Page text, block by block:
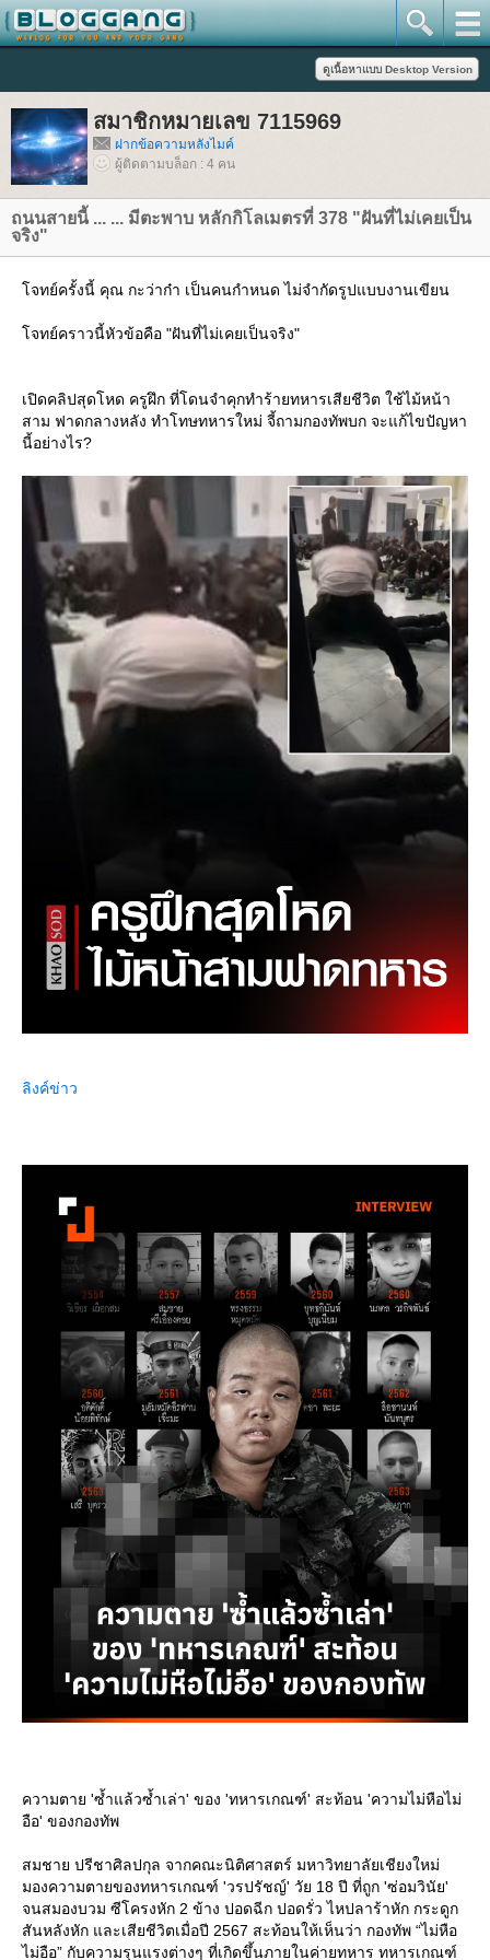
สมาชิกหมายเลข 7115969
ฝากข้อความหลังไมค์
ผู้ติดตามบล็อก : 4 คน
ถนนสายนี้ ... ... มีตะพาบ หลักกิโลเมตรที่ 378 "ฝันที่ไม่เคยเป็น
จริง"
จทย์ครั้งนี้ คุณ กะว่าก๋า เป็นคนกำหนด ไม่จำกัดรูปแบบงานเขียน
จทย์คราวนี้หัวข้อคือ "ฝันที่ไม่เคยเป็นจริง"
เปิดคลิปสุดโหด ครูฝึก ที่โดนจำคุกทำร้ายทหารเสียชีวิต ใช้ไม้หน้า
สาม ฟาดกลางหลัง ทำโทษทหารใหม่ จี้ถามกองทัพบก จะแก้ไขปัญหา
นี้อย่างไร?
ลิงค์ข่าว
ความตาย 'ซ้ำแล้วซ้ำเล่า' ของ 'ทหารเกณฑ์' สะท้อน 'ความไม่หือไม่
อือ' ของกองทัพ
สมชาย ปรีชาศิลปกุล จากคณะนิติศาสตร์ มหาวิทยาลัยเชียงใหม่
มองความตายของทหารเกณฑ์ 'วรปรัชญ์' วัย 18 ปี ที่ถูก 'ซ่อมวินัย'
จนสมองบวม ซีโครงหัก 2 ข้าง ปอดฉีก ปอดรั่ว ไหปลาร้าหัก กระดูก
สันหลังหัก และเสียชีวิตเมื่อปี 2567 สะท้อนให้เห็นว่า กองทัพ “ไม่หือ
ไม่อือ” กับความรุนแรงต่างๆ ที่เกิดขึ้นภายในค่ายทหาร ทหารเกณฑ์